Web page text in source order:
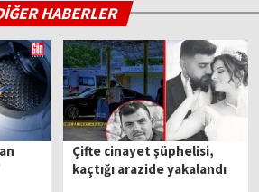
HABERLER
Çifte cinayet şüphelisi,
kaçtığı arazide yakalandı